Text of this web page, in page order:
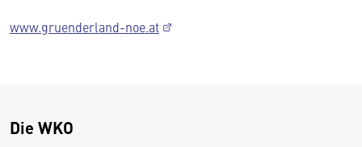
www.gruenderland-noe.at
Die WKO